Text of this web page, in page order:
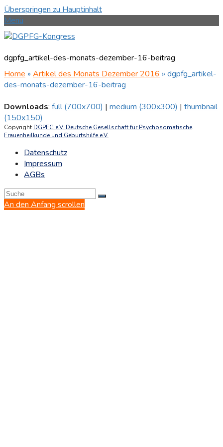
Überspringen zu Hauptinhalt
Menü
dgpfg_artikel-des-monats-dezember-16-beitrag
Home » Artikel des Monats Dezember 2016 » dgpfg_artikel-
des-monats-dezember-16-beitrag
Downloads: full (700x700) | medium (300x300) | thumbnail
(150x150)
Copyright DGPFG e.V. Deutsche Gesellschaft für Psychosomatische
Frauenheilkunde und Geburtshilfe e.V.
Datenschutz
Impressum
AGBs
An den Anfang scrollen